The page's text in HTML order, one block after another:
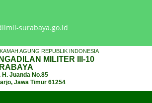
surabaya.go.id
AGUNG REPUBLIK INDONESIA
MILITER III-10
H. Juanda No.85
Jawa Timur 61254